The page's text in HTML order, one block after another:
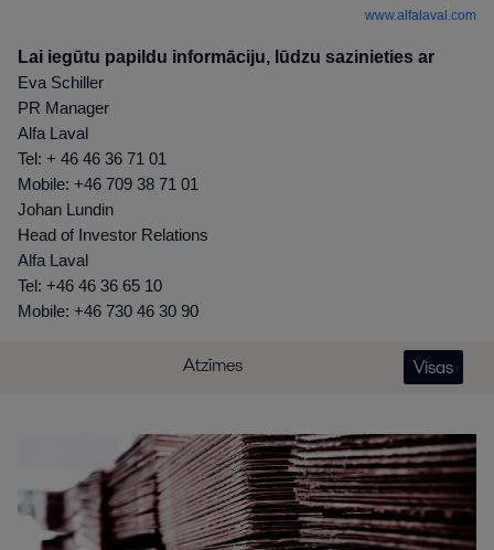
www.alfalaval.com
Lai iegūtu papildu informāciju, lūdzu sazinieties ar
Eva Schiller
PR Manager
Alfa Laval
Tel: + 46 46 36 71 01
Mobile: +46 709 38 71 01
Johan Lundin
Head of Investor Relations
Alfa Laval
Tel: +46 46 36 65 10
Mobile: +46 730 46 30 90
Atzīmes Visas